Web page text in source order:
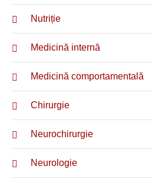
Nutriție
Medicină internă
Medicină comportamentală
Chirurgie
Neurochirurgie
Neurologie